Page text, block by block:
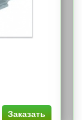
Заказать